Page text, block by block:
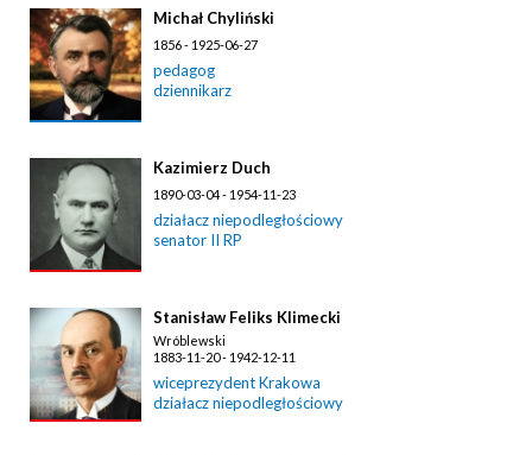
Michał Chyliński
1856 - 1925-06-27
pedagog
dziennikarz
Kazimierz Duch
1890-03-04 - 1954-11-23
działacz niepodległościowy
senator II RP
Stanisław Feliks Klimecki
Wróblewski
1883-11-20 - 1942-12-11
wiceprezydent Krakowa
działacz niepodległościowy